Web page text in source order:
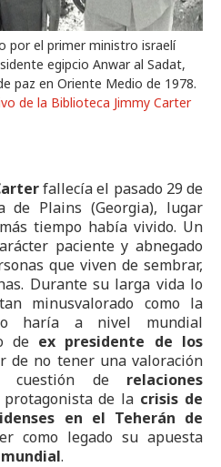
por el primer ministro israelí
egipcio Anwar al Sadat,
paz en Oriente Medio de 1978.
de la Biblioteca Jimmy Carter
fallecía el pasado 29 de
de Plains (Georgia), lugar
tiempo había vivido. Un
paciente y abnegado
que viven de sembrar,
Durante su larga vida lo
minusvalorado como la
haría a nivel mundial
de ex presidente de los
de no tener una valoración
cuestión de relaciones
de la crisis de
en el Teherán de
como legado su apuesta
.